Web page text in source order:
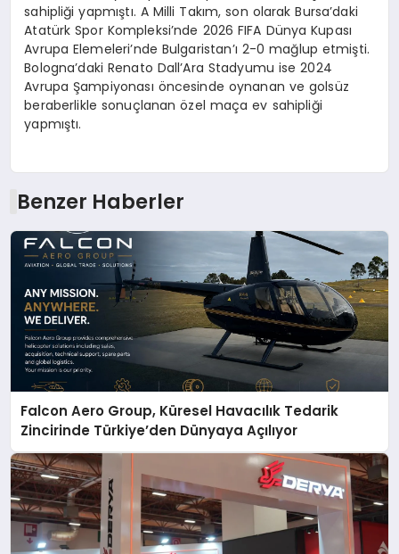
sahipliği yapmıştı. A Milli Takım, son olarak Bursa’daki
Atatürk Spor Kompleksi’nde 2026 FIFA Dünya Kupası
Avrupa Elemeleri’nde Bulgaristan’ı 2-0 mağlup etmişti.
Bologna’daki Renato Dall’Ara Stadyumu ise 2024
Avrupa Şampiyonası öncesinde oynanan ve golsüz
beraberlikle sonuçlanan özel maça ev sahipliği
yapmıştı.
Benzer Haberler
Falcon Aero Group, Küresel Havacılık Tedarik
Zincirinde Türkiye’den Dünyaya Açılıyor